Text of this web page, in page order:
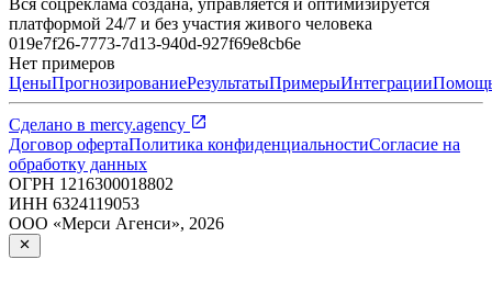
платформой 24/7 и без участия живого человека
019e7f26-7773-7d13-940d-927f69e8cb6e
Нет примеров
ЦеныПрогнозированиеРезультатыПримерыИнтеграции
Сделано в mercy.agency
Договор офертаПолитика конфиденциальностиСогласие на
обработку данных
ОГРН 1216300018802
ИНН 6324119053
ООО «Мерси Агенси», 2026